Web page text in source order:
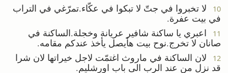
10
لا تخبروا في جتّ لا تبكوا في عكّاء.تمرّغي في التراب
في بيت عفرة.
11
اعبري يا ساكنة شافير عريانة وخجلة.الساكنة في
صانان لا تخرج.نوح بيت هأيصل يأخذ عندكم مقامه.
12
لان الساكنة في ماروث اغتمّت لاجل خيراتها لان شرا
قد نزل من عند الرب الى باب اورشليم.